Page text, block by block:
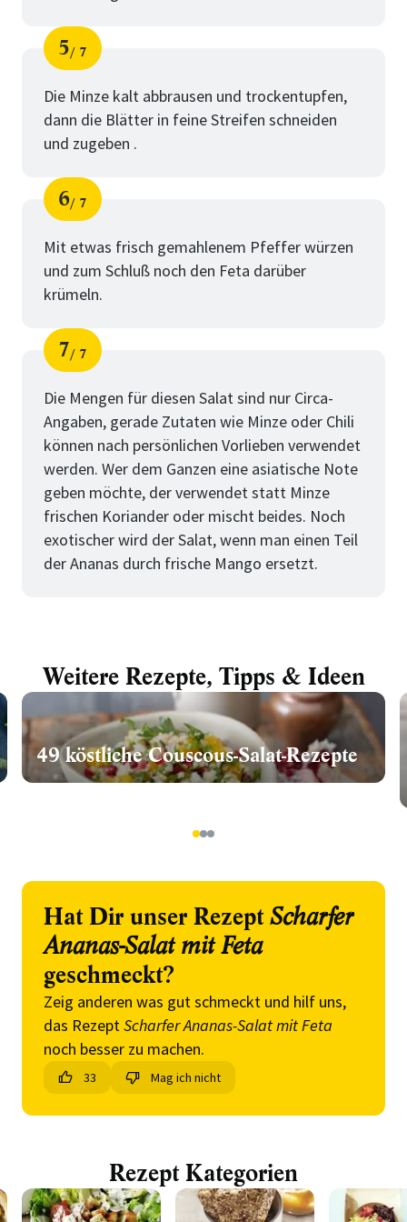
Schritt
5
von
7
Die Minze kalt abbrausen und trockentupfen,
dann die Blätter in feine Streifen schneiden
und zugeben .
Schritt
6
von
7
Mit etwas frisch gemahlenem Pfeffer würzen
und zum Schluß noch den Feta darüber
krümeln.
Schritt
7
von
7
Die Mengen für diesen Salat sind nur Circa-
Angaben, gerade Zutaten wie Minze oder Chili
können nach persönlichen Vorlieben verwendet
werden. Wer dem Ganzen eine asiatische Note
geben möchte, der verwendet statt Minze
frischen Koriander oder mischt beides. Noch
exotischer wird der Salat, wenn man einen Teil
der Ananas durch frische Mango ersetzt.
Weitere Rezepte, Tipps & Ideen
49 köstliche Couscous-Salat-Rezepte
123
Hat Dir unser Rezept Scharfer
Ananas-Salat mit Feta
geschmeckt?
Zeig anderen was gut schmeckt und hilf uns,
das RezeptScharfer Ananas-Salat mit Feta
noch besser zu machen.
33 Mag ich nicht
Rezept Kategorien